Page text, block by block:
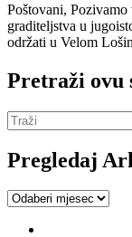
Poštovani, Pozivamo
graditeljstva u
održati u Velom
Pretraži ovu
Pregledaj
Pregledaj